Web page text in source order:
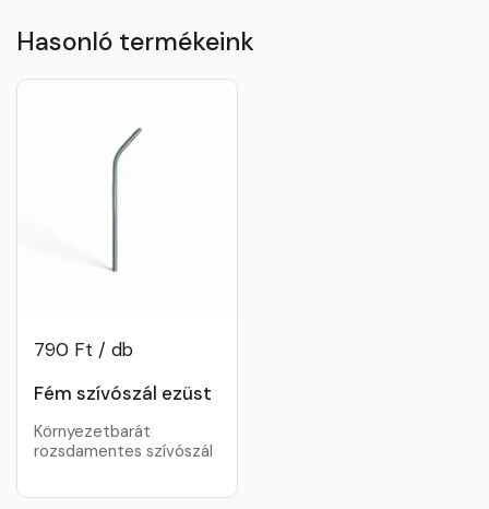
Hasonló termékeink
790 Ft / db
Fém szívószál ezüst
Környezetbarát
rozsdamentes szívószál